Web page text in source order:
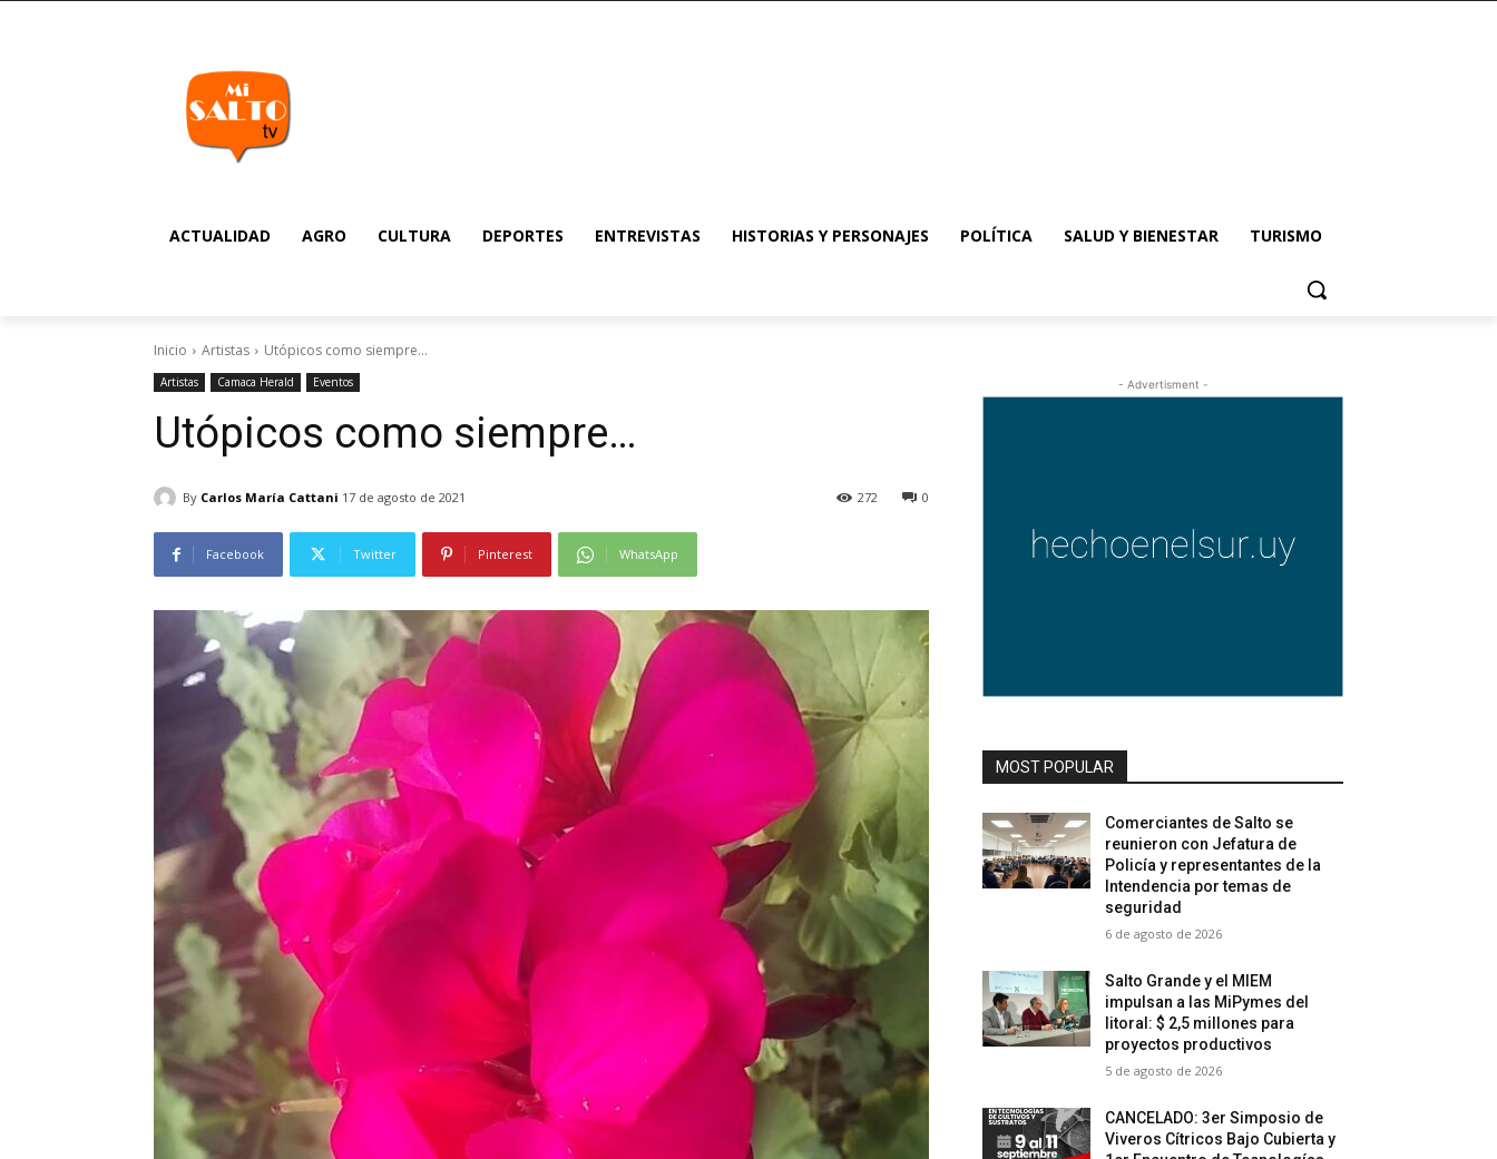
ACTUALIDAD AGRO CULTURA DEPORTES ENTREVISTAS HISTORIAS Y PERSONAJES POLÍTICA SALUD Y BIENESTAR TURISMO
Inicio Artistas Utópicos como siempre…
Artistas Camaca Herald Eventos
Utópicos como siempre…
By Carlos María Cattani 17 de agosto de 2021 0
272
Facebook Twitter Pinterest WhatsApp
- Advertisment -
MOST POPULAR
Comerciantes de Salto se
reunieron con Jefatura de
Policía y representantes de la
Intendencia por temas de
seguridad
6 de agosto de 2026
Salto Grande y el MIEM
impulsan a las MiPymes del
litoral: $ 2,5 millones para
proyectos productivos
5 de agosto de 2026
CANCELADO: 3er Simposio de
Viveros Cítricos Bajo Cubierta y